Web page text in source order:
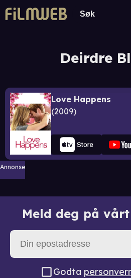
Deirdre
Love Happens
2009
Annonse
Meld deg på
Godta